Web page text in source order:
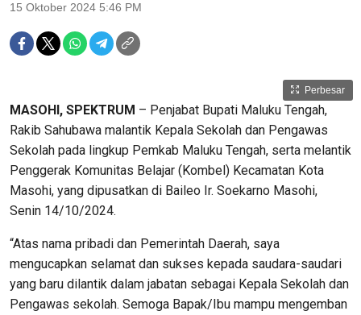
15 Oktober 2024 5:46 PM
Perbesar
MASOHI, SPEKTRUM – Penjabat Bupati Maluku Tengah,
Rakib Sahubawa malantik Kepala Sekolah dan Pengawas
Sekolah pada lingkup Pemkab Maluku Tengah, serta melantik
Penggerak Komunitas Belajar (Kombel) Kecamatan Kota
Masohi, yang dipusatkan di Baileo Ir. Soekarno Masohi,
Senin 14/10/2024.
“Atas nama pribadi dan Pemerintah Daerah, saya
mengucapkan selamat dan sukses kepada saudara-saudari
yang baru dilantik dalam jabatan sebagai Kepala Sekolah dan
Pengawas sekolah. Semoga Bapak/Ibu mampu mengemban